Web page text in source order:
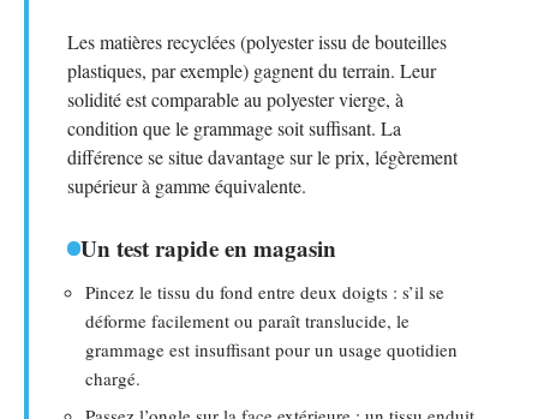
Les matières recyclées (polyester issu de bouteilles
plastiques, par exemple) gagnent du terrain. Leur
solidité est comparable au polyester vierge, à
condition que le grammage soit suffisant. La
différence se situe davantage sur le prix, légèrement
supérieur à gamme équivalente.
Un test rapide en magasin
Pincez le tissu du fond entre deux doigts : s’il se
déforme facilement ou paraît translucide, le
grammage est insuffisant pour un usage quotidien
chargé.